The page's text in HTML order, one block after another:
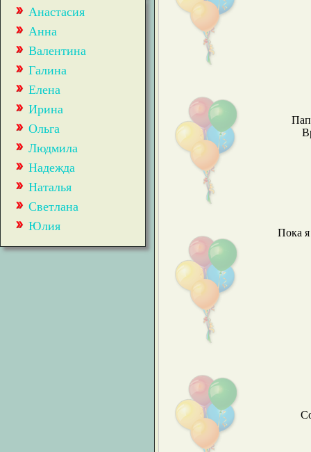
Пока
Анастасия
Анна
Валентина
Галина
Елена
Ирина
Ольга
Людмила
Надежда
Наталья
Светлана
Юлия